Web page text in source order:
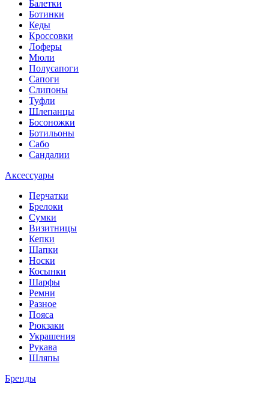
Балетки
Ботинки
Кеды
Кроссовки
Лоферы
Мюли
Полусапоги
Сапоги
Слипоны
Туфли
Шлепанцы
Босоножки
Ботильоны
Сабо
Сандалии
Аксессуары
Перчатки
Брелоки
Сумки
Визитницы
Кепки
Шапки
Носки
Косынки
Шарфы
Ремни
Разное
Пояса
Рюкзаки
Украшения
Рукава
Шляпы
Бренды